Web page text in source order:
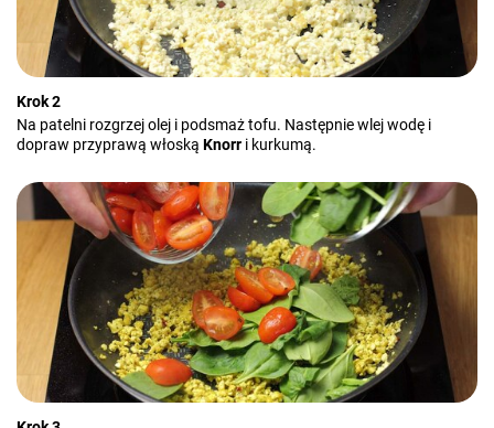
Krok 2
Na patelni rozgrzej olej i podsmaż tofu. Następnie wlej wodę i
dopraw przyprawą włoską Knorr i kurkumą.